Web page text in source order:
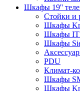
Шкафы 19''
Стойки и
Шкафы
Шкафы
Шкафы
PDU
Климат-
Шкафы
Шкафы